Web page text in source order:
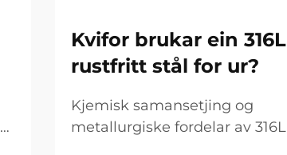
Kvifor brukar ein 316L
rustfritt stål for ur?
Kjemisk samansetjing og
metallurgiske fordelar av 316L